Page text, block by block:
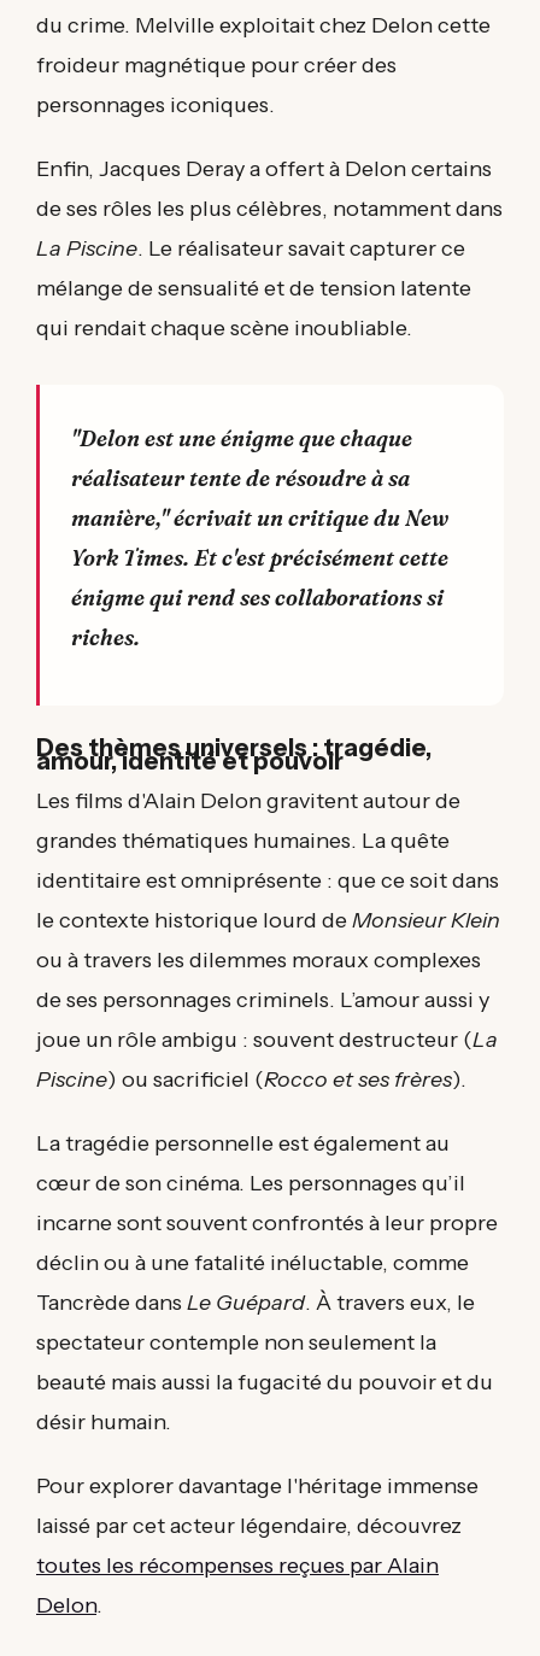
du crime. Melville exploitait chez Delon cette
froideur magnétique pour créer des
personnages iconiques.
Enfin, Jacques Deray a offert à Delon certains
de ses rôles les plus célèbres, notamment dans
La Piscine. Le réalisateur savait capturer ce
mélange de sensualité et de tension latente
qui rendait chaque scène inoubliable.
"Delon est une énigme que chaque
réalisateur tente de résoudre à sa
manière," écrivait un critique du New
York Times. Et c'est précisément cette
énigme qui rend ses collaborations si
riches.
Des thèmes universels : tragédie,
amour, identité et pouvoir
Les films d'Alain Delon gravitent autour de
grandes thématiques humaines. La quête
identitaire est omniprésente : que ce soit dans
le contexte historique lourd deMonsieur Klein
ou à travers les dilemmes moraux complexes
de ses personnages criminels. L’amour aussi y
joue un rôle ambigu : souvent destructeur (La
Piscine) ou sacrificiel (Rocco et ses frères).
La tragédie personnelle est également au
cœur de son cinéma. Les personnages qu’il
incarne sont souvent confrontés à leur propre
déclin ou à une fatalité inéluctable, comme
Tancrède dans Le Guépard. À travers eux, le
spectateur contemple non seulement la
beauté mais aussi la fugacité du pouvoir et du
désir humain.
Pour explorer davantage l'héritage immense
laissé par cet acteur légendaire, découvrez
toutes les récompenses reçues par Alain
Delon.